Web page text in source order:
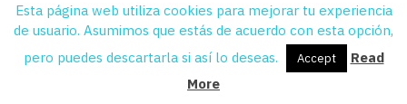
Esta página web utiliza cookies para mejorar tu experiencia
de usuario. Asumimos que estás de acuerdo con esta opción,
pero puedes descartarla si así lo deseas.
Accept
Read
More